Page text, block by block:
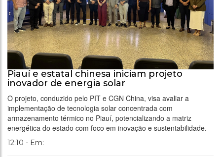
Piauí e estatal chinesa iniciam projeto
inovador de energia solar
O projeto, conduzido pelo PIT e CGN China, visa avaliar a
implementação de tecnologia solar concentrada com
armazenamento térmico no Piauí, potencializando a matriz
energética do estado com foco em inovação e sustentabilidade.
12:10 - Em: